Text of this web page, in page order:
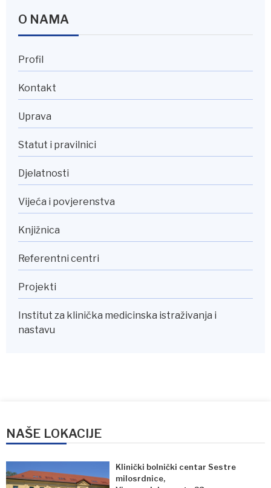
O NAMA
Profil
Kontakt
Uprava
Statut i pravilnici
Djelatnosti
Vijeća i povjerenstva
Knjižnica
Referentni centri
Projekti
Institut za klinička medicinska istraživanja i
nastavu
NAŠE LOKACIJE
Klinički bolnički centar Sestre
milosrdnice,